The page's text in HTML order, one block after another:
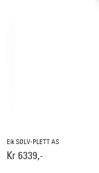
Eik SØLV-PLETT AS
Kr 6339,-